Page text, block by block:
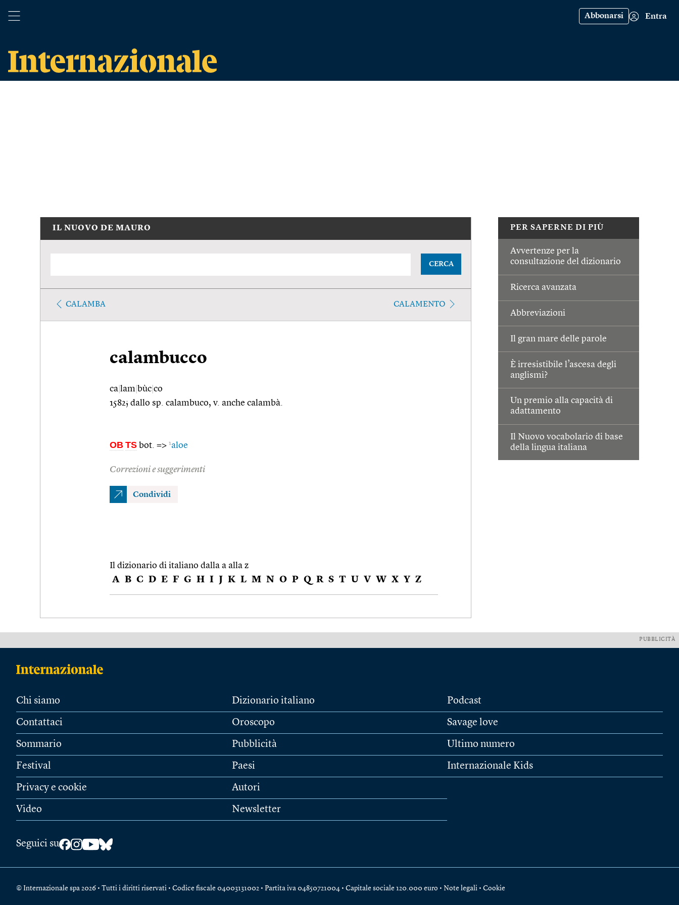
Abbonarsi Entra
PER SAPERNE DI PIÙ
Avvertenze per la
consultazione del dizionario
Ricerca avanzata
Abbreviazioni
Il gran mare delle parole
È irresistibile l’ascesa degli
anglismi?
Un premio alla capacità di
adattamento
Il Nuovo vocabolario di base
della lingua italiana
IL NUOVO DE MAURO
CERCA
CALAMBA CALAMENTO
calambucco
ca lam bùc co
1582; dallo sp. calambuco, v. anche calambà.
OB TS bot. => 1aloe
Correzioni e suggerimenti
Condividi
Il dizionario di italiano dalla a alla z
A B C D E F G H I J K L M N O P Q R S T U V W X Y Z
PUBBLICITÀ
Chi siamo
Contattaci
Sommario
Festival
Privacy e cookie
Video
Dizionario italiano
Oroscopo
Pubblicità
Paesi
Autori
Newsletter
Podcast
Savage love
Ultimo numero
Internazionale Kids
Seguici su
© Internazionale spa 2026 • Tutti i diritti riservati • Codice fiscale 04003131002 • Partita iva 04850721004 • Capitale sociale 120.000 euro • Note legali • Cookie